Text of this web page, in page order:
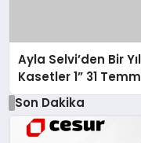
Ayla Selvi’den Bir
Kasetler 1” 31
Son Dakika